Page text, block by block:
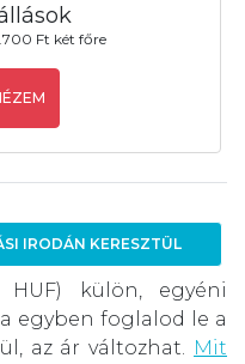
Ft két főre
IRODÁN KERESZTÜL
külön, egyéni
egyben foglalod le a
az ár változhat. Mit